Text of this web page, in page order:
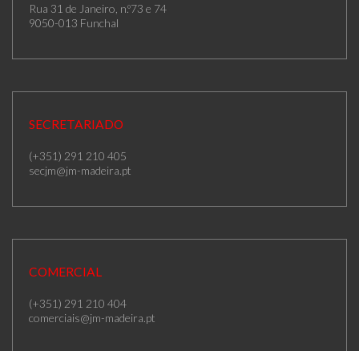
Rua 31 de Janeiro, n.º73 e 74
9050-013 Funchal
SECRETARIADO
(+351) 291 210 405
secjm@jm-madeira.pt
COMERCIAL
(+351) 291 210 404
comerciais@jm-madeira.pt